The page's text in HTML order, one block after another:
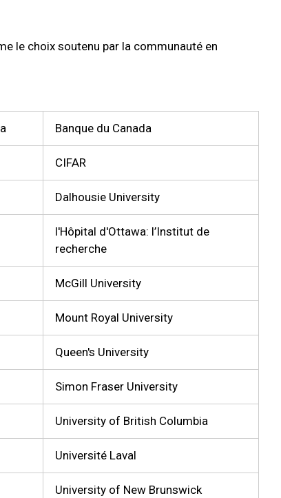
le choix soutenu par la communauté en
Banque du Canada
CIFAR
Dalhousie University
l'Hôpital d'Ottawa: l’Institut de
recherche
McGill University
Mount Royal University
Queen's University
Simon Fraser University
University of British Columbia
Université Laval
University of New Brunswick